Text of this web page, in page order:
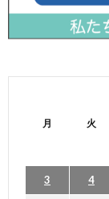
月 火
3 4